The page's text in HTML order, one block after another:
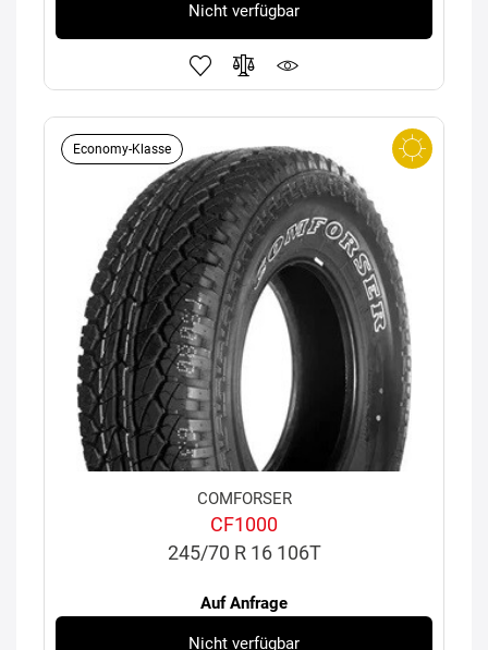
Nicht verfügbar
Economy-Klasse
COMFORSER
CF1000
245/70 R 16 106T
Auf Anfrage
Nicht verfügbar